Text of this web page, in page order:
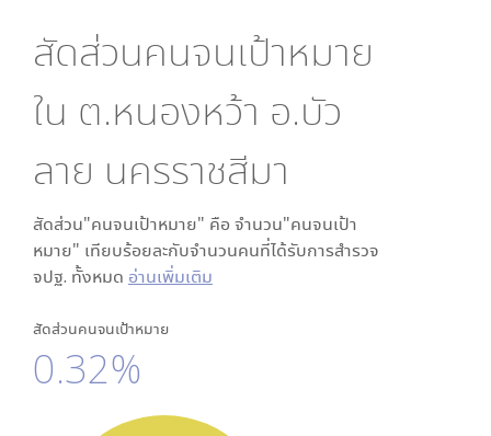
สัดส่วนคนจนเป้าหมาย
ใน ต.หนองหว้า อ.บัว
ลาย นครราชสีมา
สัดส่วน"คนจนเป้าหมาย" คือ จำนวน"คนจนเป้า
หมาย" เทียบร้อยละกับจำนวนคนที่ได้รับการสำรวจ
จปฐ. ทั้งหมด อ่านเพิ่มเติม
สัดส่วนคนจนเป้าหมาย
0.32%